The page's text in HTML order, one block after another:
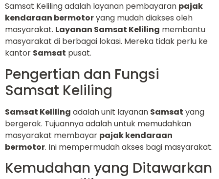
Samsat Keliling adalah layanan pembayaran pajak
kendaraan bermotoryang mudah diakses oleh
masyarakat. Layanan Samsat Keliling membantu
masyarakat di berbagai lokasi. Mereka tidak perlu ke
kantor Samsat pusat.
Pengertian dan Fungsi
Samsat Keliling
Samsat Keliling adalah unit layanan Samsat yang
bergerak. Tujuannya adalah untuk memudahkan
masyarakat membayar pajak kendaraan
bermotor. Ini mempermudah akses bagi masyarakat.
Kemudahan yang Ditawarkan